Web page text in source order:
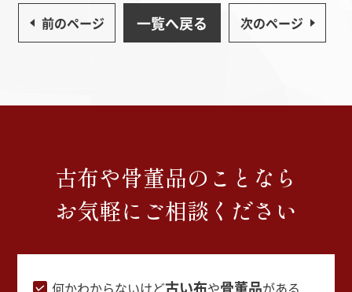
前のページ 一覧へ戻る 次のページ
古布や骨董品のことなら
お気軽にご相談ください
何かわからないけど古い布や骨董品がある